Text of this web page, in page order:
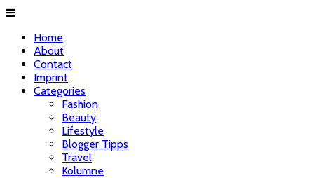
Home
About
Contact
Imprint
Categories
Fashion
Beauty
Lifestyle
Blogger Tipps
Travel
Kolumne